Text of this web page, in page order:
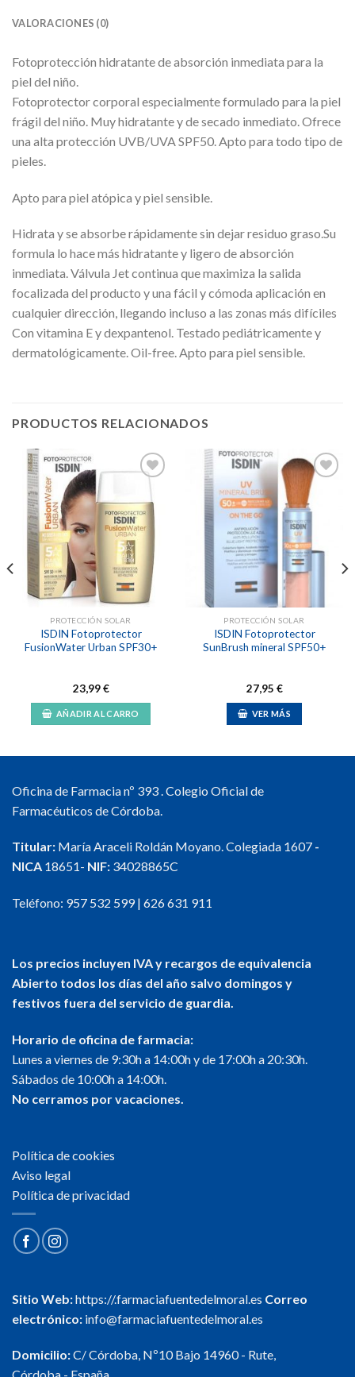
VALORACIONES (0)
Fotoprotección hidratante de absorción inmediata para la
piel del niño.
Fotoprotector corporal especialmente formulado para la piel
frágil del niño. Muy hidratante y de secado inmediato. Ofrece
una alta protección UVB/UVA SPF50. Apto para todo tipo de
pieles.
Apto para piel atópica y piel sensible.
Hidrata y se absorbe rápidamente sin dejar residuo graso.Su
formula lo hace más hidratante y ligero de absorción
inmediata. Válvula Jet continua que maximiza la salida
focalizada del producto y una fácil y cómoda aplicación en
cualquier dirección, llegando incluso a las zonas más difíciles
Con vitamina E y dexpantenol. Testado pediátricamente y
dermatológicamente. Oil-free. Apto para piel sensible.
PRODUCTOS RELACIONADOS
Añadir
a la
lista de
deseos
PROTECCIÓN SOLAR
ISDIN Fotoprotector
FusionWater Urban SPF30+
23,99€
AÑADIR AL CARRO
lista de
deseos
PROTECCIÓN SOLAR
ISDIN Fotoprotector
SunBrush mineral SPF50+
27,95 €
VER MÁS
Oficina de Farmacia nº 393 . Colegio Oficial de
Farmacéuticos de Córdoba.
Titular: María Araceli Roldán Moyano. Colegiada 1607 -
NICA 18651- NIF: 34028865C
Teléfono: 957 532 599| 626 631 911
Los precios incluyen IVA y recargos de equivalencia
Abierto todos los días del año salvo domingos y
festivos fuera del servicio de guardia.
Horario de oficina de farmacia:
Lunes a viernes de 9:30h a 14:00h y de 17:00h a 20:30h.
Sábados de 10:00h a 14:00h.
No cerramos por vacaciones.
Política de cookies
Aviso legal
Política de privacidad
Sitio Web:https://.farmaciafuentedelmoral.es Correo
electrónico: info@farmaciafuentedelmoral.es
Domicilio:C/ Córdoba, Nº10 Bajo 14960 - Rute,